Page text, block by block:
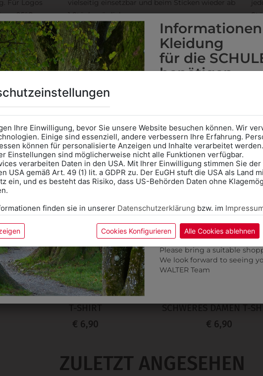
Für Logos
zu 95°C.
vielseitig einsetzbar und beim Sticken wieder ab
1 Stück möglich.
DAS KÖNNTE IHNEN AUCH
3003T620
T-SHIRT
€ 6,90
SCHWERES DAMEN T-
€ 6,90
ZULETZT ANGESEHEN
Ihre Einwilligung, bevor Sie unsere Website besuchen können. Wir
Einige sind essenziell, andere verbessern Ihre Erfahrung.
können für personalisierte Anzeigen und Inhalte verarbeitet
Einstellungen sind möglicherweise nicht alle Funktionen verfügbar.
verarbeiten Daten in den USA. Mit Ihrer Einwilligung stimmen Sie
USA gemäß Art. 49 (1) lit. a GDPR zu. Der EuGH stuft die USA als Land
ein, und es besteht das Risiko, dass US-Behörden Daten ohne
finden sie in unserer Datenschutzerklärung bzw. im
Cookies Konfigurieren Alle Cookies ablehnen
Kleidung
für die
benötigen
AnprobeVorort im
das Kalendersymbol.
Ohne Termin kann es zu
Bitte nehmen Sie eine
für Ihren Einkauf mit.
Wir freuen uns - Das
correct school.
calendar icon.
Without an appointment,
Please bring a suitable
We look forward to seeing
WALTER Team